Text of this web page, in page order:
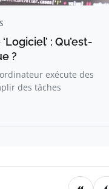
: Qu’est-
?
exécute des
des tâches